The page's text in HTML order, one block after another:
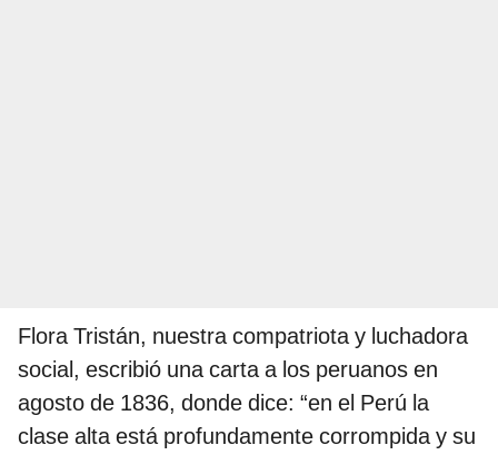
Flora Tristán, nuestra compatriota y luchadora
social, escribió una carta a los peruanos en
agosto de 1836, donde dice: “en el Perú la
clase alta está profundamente corrompida y su